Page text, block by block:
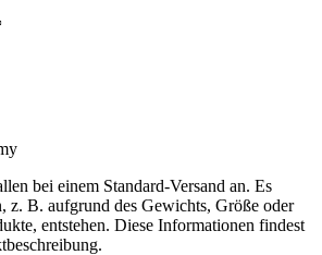
bei einem Standard-Versand an. Es
z. B. aufgrund des Gewichts, Größe oder
entstehen. Diese Informationen findest